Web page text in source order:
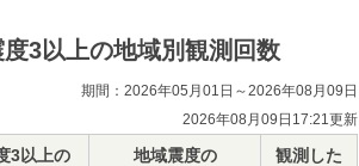
度3以上の地域別観測回数
期間：2026年05月01日～2026年08月09日
2026年08月09日17:21更新
3以上の
地域震度の
観測した